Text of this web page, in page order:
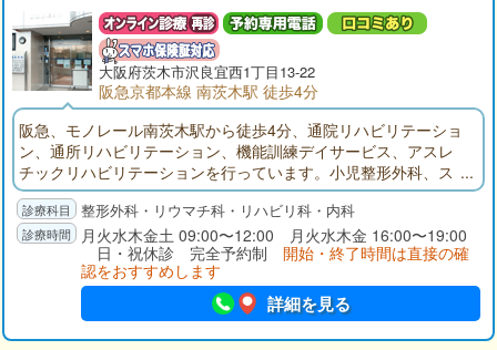
大阪府茨木市沢良宜西1丁目13-22
阪急京都本線 南茨木駅 徒歩4分
阪急、モノレール南茨木駅から徒歩4分、通院リハビリテーショ
ン、通所リハビリテーション、機能訓練デイサービス、アスレ
チックリハビリテーションを行っています。小児整形外科、ス
ポーツ整形外科、関節リウマチ、骨粗鬆症治療が得意な整形外
科です。 整形外科・リウマチ科・リハビリ科・内科
月火水木金土 09:00〜12:00 月火水木金 16:00〜19:00
日・祝休診 完全予約制 開始・終了時間は直接の確
認をおすすめします
詳細を見る